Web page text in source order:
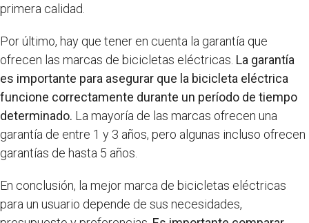
primera calidad.
Por último, hay que tener en cuenta la garantía que
ofrecen las marcas de bicicletas eléctricas. La garantía
es importante para asegurar que la bicicleta eléctrica
funcione correctamente durante un período de tiempo
determinado. La mayoría de las marcas ofrecen una
garantía de entre 1 y 3 años, pero algunas incluso ofrecen
garantías de hasta 5 años.
En conclusión, la mejor marca de bicicletas eléctricas
para un usuario depende de sus necesidades,